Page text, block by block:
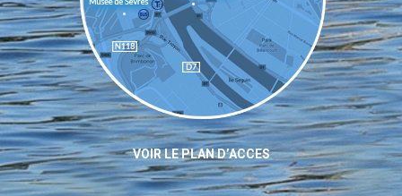
VOIR LE PLAN D’ACCES